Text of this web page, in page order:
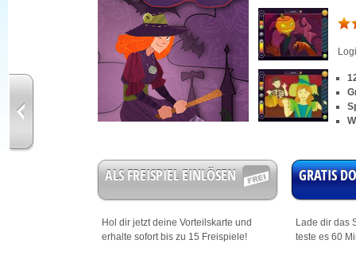
ALS FREISPIEL EINLÖSEN
Hol dir jetzt deine Vorteilskarte und
erhalte sofort bis zu 15 Freispiele!
GRATIS
Lade dir das
teste es 60